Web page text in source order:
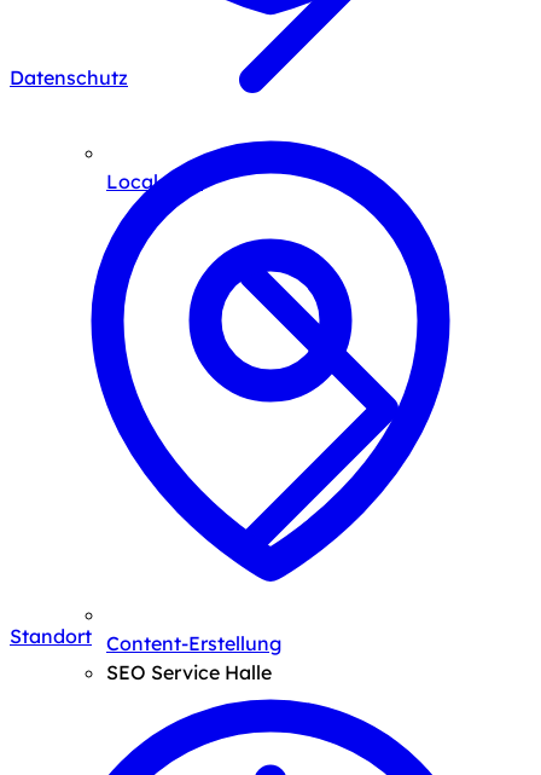
Local SEO
Content-Erstellung
SEO Service Halle
Datenschutz
Standort